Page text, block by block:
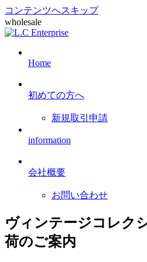
コンテンツへスキップ
wholesale
Home
初めての方へ
新規取引申請
information
会社概要
お問い合わせ
ヴィンテージコレク
荷のご案内